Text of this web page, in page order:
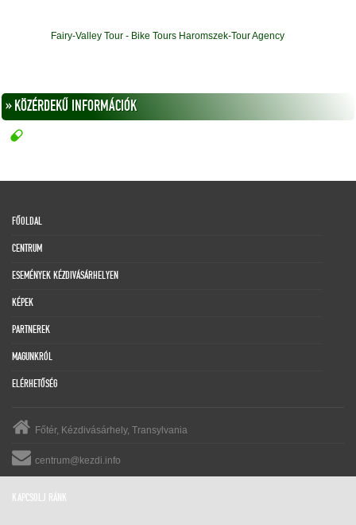
Fairy-Valley Tour - Bike Tours Haromszek-Tour Agency
» KÖZÉRDEKŰ INFORMÁCIÓK
FŐOLDAL
CENTRUM
ESEMÉNYEK KÉZDIVÁSÁRHELYEN
KÉPEK
PARTNEREK
MAGUNKRÓL
ELÉRHETŐSÉG
Főtér, Kézdivásárhely, Transylvania
centrum@kezdi.info
KAPCSOLJ RÁNK